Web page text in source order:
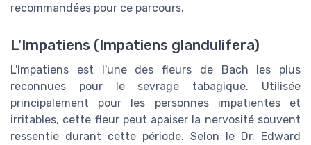
recommandées pour ce parcours.
L'Impatiens (Impatiens glandulifera)
L'Impatiens est l'une des fleurs de Bach les plus
reconnues pour le sevrage tabagique. Utilisée
principalement pour les personnes impatientes et
irritables, cette fleur peut apaiser la nervosité souvent
ressentie durant cette période. Selon le Dr. Edward